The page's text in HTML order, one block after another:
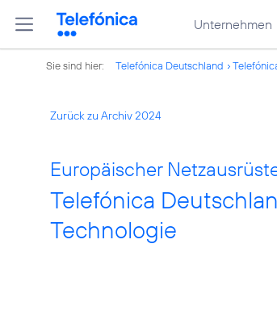
Unternehmen
Sie sind hier: Telefónica Deutschland
Zurück zu Archiv 2024
Europäischer
Telefónica
Technologie